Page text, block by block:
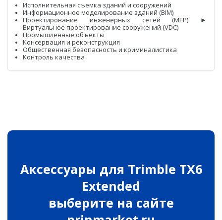
DJI
InnoSpector
Гидрография
БПВА
Распродажа
Исполнительная съемка зданий и сооружений
Информационное моделирование зданий (BIM)
Проектирование инженерных сетей (MEP) ►
Виртуальное проектирование сооружений (VDC)
Промышленные объекты
Консервация и реконструкция
Общественная безопасность и криминалистика
Контроль качества
Аксессуары для Trimble TX6
Extended
выберите на сайте